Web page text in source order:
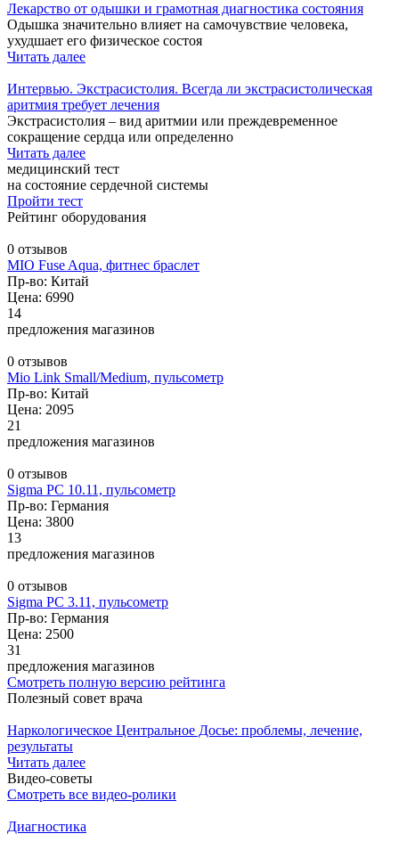
Лекарство от одышки и грамотная диагностика состояния
Одышка значительно влияет на самочувствие человека,
ухудшает его физическое состоя
Читать далее
Интервью. Экстрасистолия. Всегда ли экстрасистолическая
аритмия требует лечения
Экстрасистолия – вид аритмии или преждевременное
сокращение сердца или определенно
Читать далее
медицинский тест
на состояние сердечной системы
Пройти тест
Рейтинг оборудования
0 отзывов
MIO Fuse Aqua, фитнес браслет
Пр-во: Китай
Цена: 6990
14
предложения магазинов
0 отзывов
Mio Link Small/Medium, пульсометр
Пр-во: Китай
Цена: 2095
21
предложения магазинов
0 отзывов
Sigma PC 10.11, пульсометр
Пр-во: Германия
Цена: 3800
13
предложения магазинов
0 отзывов
Sigma PC 3.11, пульсометр
Пр-во: Германия
Цена: 2500
31
предложения магазинов
Смотреть полную версию рейтинга
Полезный совет врача
Наркологическое Центральное Досье: проблемы, лечение,
результаты
Читать далее
Видео-советы
Смотреть все видео-ролики
Диагностика